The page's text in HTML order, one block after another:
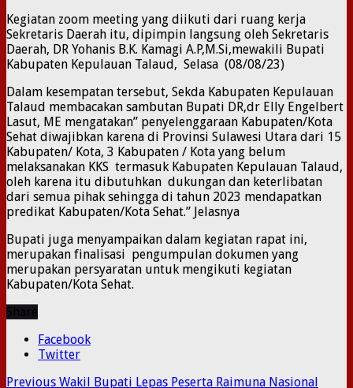
Kegiatan zoom meeting yang diikuti dari ruang kerja
Sekretaris Daerah itu, dipimpin langsung oleh Sekretaris
Daerah, DR Yohanis B.K. Kamagi A.P,M.Si,mewakili Bupati
Kabupaten Kepulauan Talaud, Selasa (08/08/23)
Dalam kesempatan tersebut, Sekda Kabupaten Kepulauan
Talaud membacakan sambutan Bupati DR,dr Elly Engelbert
Lasut, ME mengatakan” penyelenggaraan Kabupaten/Kota
Sehat diwajibkan karena di Provinsi Sulawesi Utara dari 15
Kabupaten/ Kota, 3 Kabupaten / Kota yang belum
melaksanakan KKS termasuk Kabupaten Kepulauan Talaud,
oleh karena itu dibutuhkan dukungan dan keterlibatan
dari semua pihak sehingga di tahun 2023 mendapatkan
predikat Kabupaten/Kota Sehat.” Jelasnya
Bupati juga menyampaikan dalam kegiatan rapat ini,
merupakan finalisasi pengumpulan dokumen yang
merupakan persyaratan untuk mengikuti kegiatan
Kabupaten/Kota Sehat.
Facebook
Twitter
Previous Wakil Bupati Lepas Peserta Raimuna Nasional